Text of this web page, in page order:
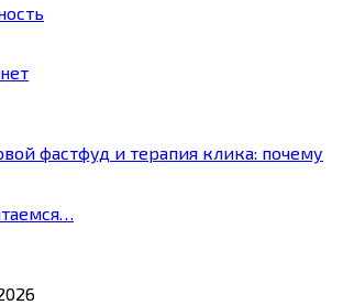
фастфуд и терапия клика: почему